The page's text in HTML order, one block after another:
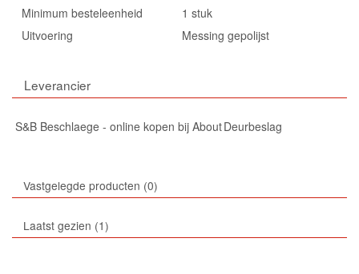
Minimum besteleenheid
1 stuk
Uitvoering
Messing gepolijst
Leverancier
S&B Beschlaege - online kopen bij About Deurbeslag
Vastgelegde producten 0
Laatst gezien 1